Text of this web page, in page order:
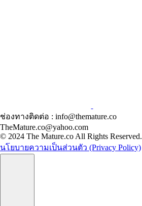
ช่องทางติดต่อ : info@themature.co
TheMature.co@yahoo.com
© 2024 The Mature.co All Rights Reserved.
นโยบายความเป็นส่วนตัว (Privacy Policy)